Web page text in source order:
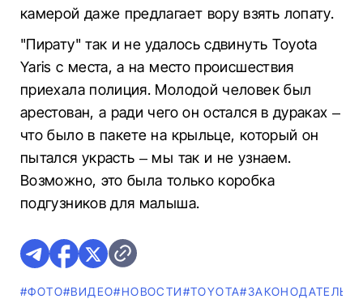
камерой даже предлагает вору взять лопату.
"Пирату" так и не удалось сдвинуть Toyota
Yaris с места, а на место происшествия
приехала полиция. Молодой человек был
арестован, а ради чего он остался в дураках –
что было в пакете на крыльце, который он
пытался украсть – мы так и не узнаем.
Возможно, это была только коробка
подгузников для малыша.
#ФОТО#ВИДЕО#НОВОСТИ#TOYOTA